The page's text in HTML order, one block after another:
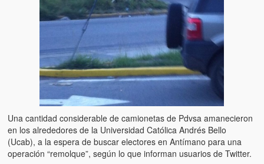
Una cantidad considerable de camionetas de Pdvsa amanecieron
en los alrededores de la Universidad Católica Andrés Bello
(Ucab), a la espera de buscar electores en Antímano para una
operación “remolque”, según lo que informan usuarios de Twitter.